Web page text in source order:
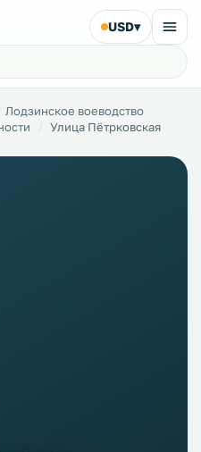
USD▾
Лодзинское воеводство
Улица Пётрковская